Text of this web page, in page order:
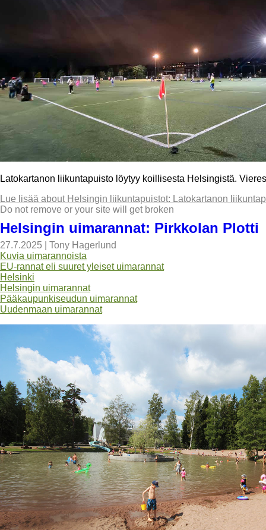
Latokartanon liikuntapuisto löytyy koillisesta Helsingistä.
Lue lisää about Helsingin liikuntapuistot: Latokartanon
Do not remove or your site will get broken
Helsingin uimarannat: Pirkkolan Plotti
27.7.2025
Tony Hagerlund
Kuvia uimarannoista
EU-rannat eli suuret yleiset uimarannat
Helsinki
Helsingin uimarannat
Pääkaupunkiseudun uimarannat
Uudenmaan uimarannat